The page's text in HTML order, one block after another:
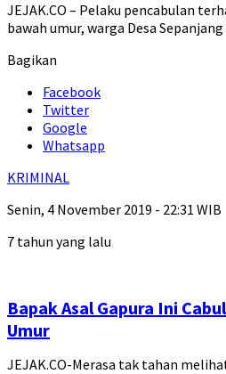
JEJAK.CO – Pelaku pencabulan
bawah umur, warga Desa
Bagikan
Facebook
Twitter
Google
Whatsapp
KRIMINAL
Senin, 4 November 2019 - 22:31 WIB
7 tahun yang lalu
Bapak Asal Gapura Ini
Umur
JEJAK.CO-Merasa tak tahan